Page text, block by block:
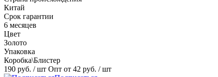
Китай
Срок гарантии
6 месяцев
Цвет
Золото
Упаковка
Коробка\Блистер
190 руб. / шт Опт от 42 руб. / шт